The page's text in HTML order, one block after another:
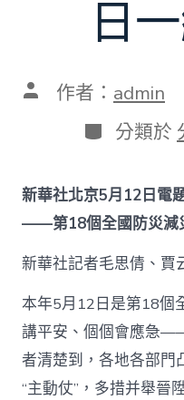
日
文 作者： admin
分
類
分類於
新華社北京5月12日電
——第18個全國防災減
新華社記者毛思倩、賈
本年5月12日是第18個
講平安、個個會應急
者清楚到，各地各部門
“主動仗”，多措并舉晉